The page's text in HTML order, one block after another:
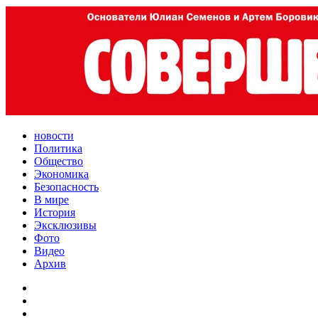
новости
Политика
Общество
Экономика
Безопасность
В мире
История
Эксклюзивы
Фото
Видео
Архив